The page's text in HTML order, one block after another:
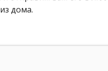
дома.